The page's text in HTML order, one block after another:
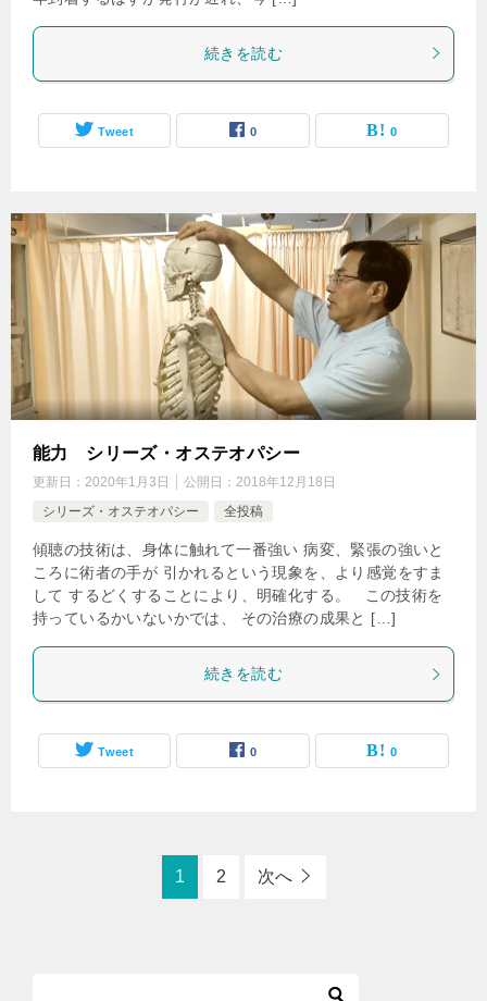
続きを読む
Tweet 0 0
能力 シリーズ・オステオパシー
更新日： 2020年1月3日 公開日： 2018年12月18日
シリーズ・オステオパシー
全投稿
傾聴の技術は、身体に触れて一番強い 病変、緊張の強いと
ころに術者の手が 引かれるという現象を、より感覚をすま
して するどくすることにより、明確化する。 この技術を
持っているかいないかでは、 その治療の成果と […]
続きを読む
Tweet 0 0
1 2 次へ